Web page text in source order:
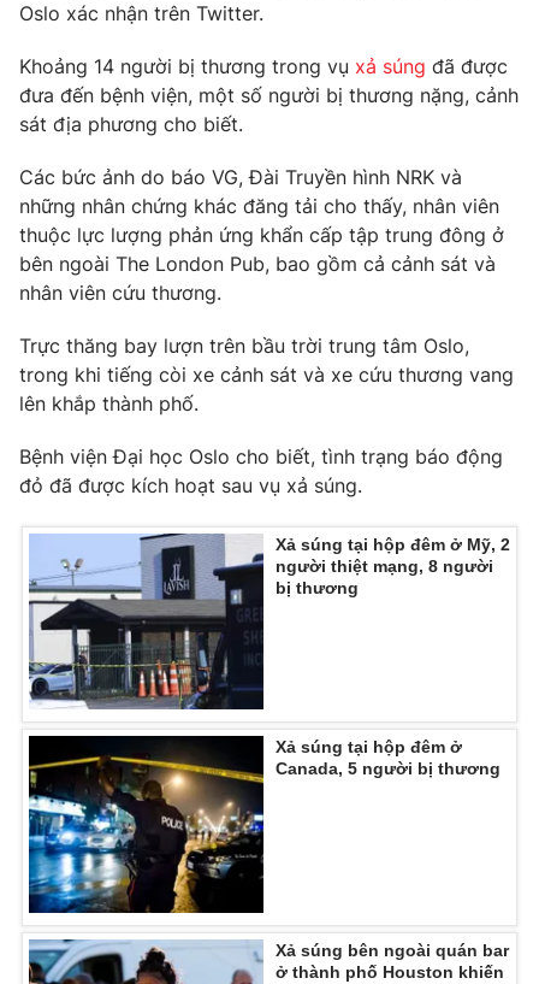
Video Shorts video
VTV Money VTV Thể thao
Thị trường 24h Tấm lòng Việt
VTV4
VTV9 VTV8
THỜI BÁO VTV
Theo dõi báo trên
Cơ quan chủ quản:Đài Truyền hình Việt Nam
Cơ quan báo chí:Thời báo VTV
Giấy phép hoạt động báo in và báo điện tử số 483/GP-BTTTT
cấp ngày 29/12/2023
Tổng Biên tập:Vũ Thanh Thủy
Phó Tổng Biên tập:Nguyễn Thị Mỹ Hạnh, Phạm Quốc Thắng,
Nguyễn Trọng Ninh
Tổng đài VTV: 024.38 355 931 - 024.38 355 932
Oslo xác nhận trên Twitter.
Khoảng 14 người bị thương trong vụ xả súng đã được
đưa đến bệnh viện, một số người bị thương nặng, cảnh
sát địa phương cho biết.
Các bức ảnh do báo VG, Đài Truyền hình NRK và
những nhân chứng khác đăng tải cho thấy, nhân viên
thuộc lực lượng phản ứng khẩn cấp tập trung đông ở
bên ngoài The London Pub, bao gồm cả cảnh sát và
nhân viên cứu thương.
Trực thăng bay lượn trên bầu trời trung tâm Oslo,
trong khi tiếng còi xe cảnh sát và xe cứu thương vang
lên khắp thành phố.
Bệnh viện Đại học Oslo cho biết, tình trạng báo động
đỏ đã được kích hoạt sau vụ xả súng.
Xả súng tại hộp đêm ở Mỹ, 2
người thiệt mạng, 8 người
bị thương
Xả súng tại hộp đêm ở
Canada, 5 người bị thương
Xả súng bên ngoài quán bar
ở thành phố Houston khiến